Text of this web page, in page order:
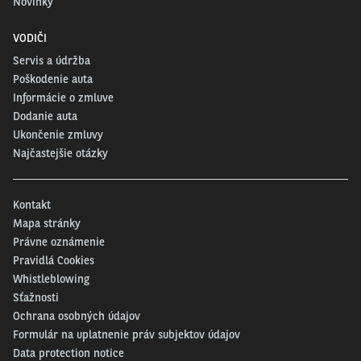
VODIČI
Servis a údržba
Poškodenie auta
Informácie o zmluve
Dodanie auta
Ukončenie zmluvy
Najčastejšie otázky
Kontakt
Mapa stránky
Právne oznámenie
Pravidlá Cookies
Whistleblowing
Sťažnosti
Ochrana osobných údajov
Formulár na uplatnenie práv subjektov údajov
Data protection notice